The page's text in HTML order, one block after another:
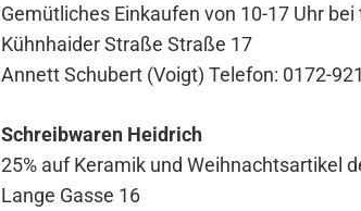
Gemütliches Einkaufen von 10-17 Uhr
Kühnhaider Straße Straße 17
Annett Schubert (Voigt) Telefon: 0172-
Schreibwaren Heidrich
25% auf Keramik und Weihnachtsartikel
Lange Gasse 16